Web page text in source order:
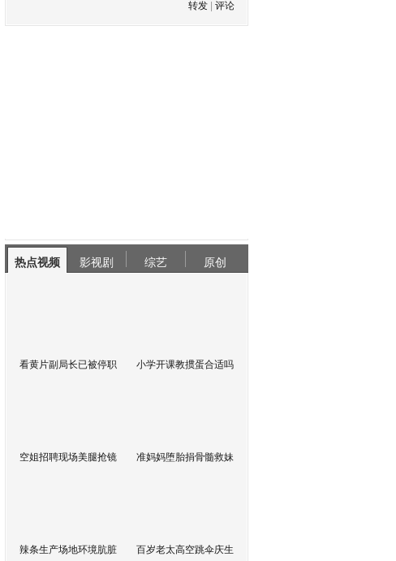
转发
评论
热点视频 影视剧 综艺 原创
看黄片副局长已被停职 小学开课教掼蛋合适吗
空姐招聘现场美腿抢镜 准妈妈堕胎捐骨髓救妹
辣条生产场地环境肮脏 百岁老太高空跳伞庆生